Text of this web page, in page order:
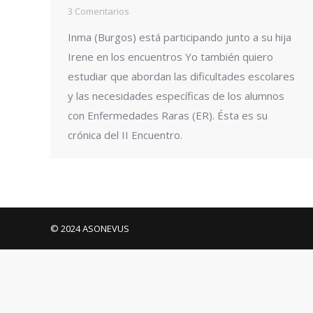
3 Comentarios
Inma (Burgos) está participando junto a su hija
Irene en los encuentros Yo también quiero
estudiar que abordan las dificultades escolares
y las necesidades específicas de los alumnos
con Enfermedades Raras (ER). Ésta es su
crónica del II Encuentro.
© 2024 ASONEVUS